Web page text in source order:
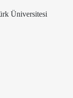
Üniversitesi